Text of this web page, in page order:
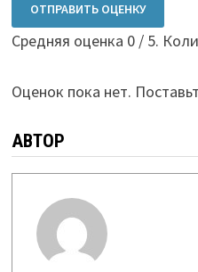
ОТПРАВИТЬ ОЦЕНКУ
Средняя оценка 0/ 5.
Оценок пока нет.
АВТОР